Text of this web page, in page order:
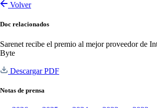
Volver
Doc relacionados
Sarenet recibe el premio al mejor proveedor de
Byte
Descargar PDF
Notas de prensa